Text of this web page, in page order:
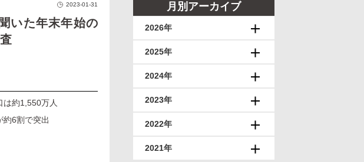
2023-01-31
いた年末年始の
は約1,550万人
約6割で突出
月別アーカイブ
2026年
2025年
2024年
2023年
2022年
2021年